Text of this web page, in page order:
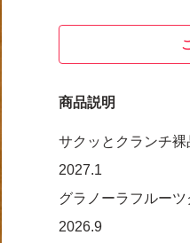
商品説明
サクッとクランチ
2027.1
グラノーラフルー
2026.9